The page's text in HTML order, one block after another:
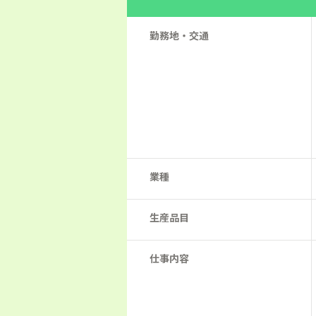
勤務地・交通
業種
生産品目
仕事内容